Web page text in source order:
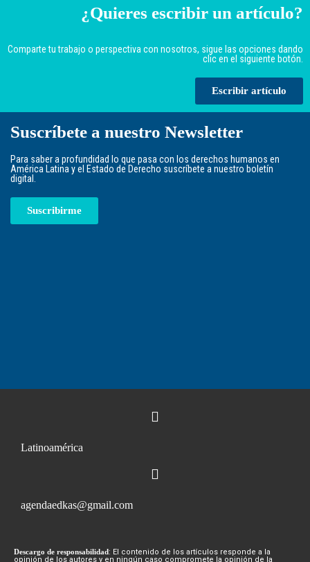
¿Quieres escribir un artículo?
Comparte tu trabajo o perspectiva con nosotros, sigue las opciones dando
clic en el siguiente botón.
Escribir artículo
Suscríbete a nuestro Newsletter
Para saber a profundidad lo que pasa con los derechos humanos en
América Latina y el Estado de Derecho suscríbete a nuestro boletín
digital.
Suscribirme
Latinoamérica
agendaedkas@gmail.com
Descargo de responsabilidad: El contenido de los artículos responde a la
opinión de los autores y en ningún caso compromete la opinión de la